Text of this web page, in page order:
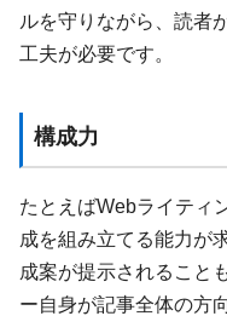
ルを守りながら、読者
工夫が必要です。
構成力
たとえばWebライティ
成を組み立てる能力が
成案が提示されること
ー自身が記事全体の方